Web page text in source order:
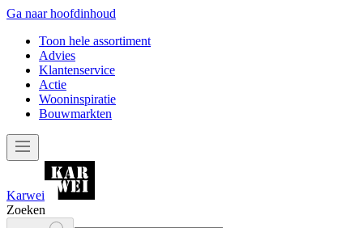
Ga naar hoofdinhoud
Toon hele assortiment
Advies
Klantenservice
Actie
Wooninspiratie
Bouwmarkten
Karwei
Zoeken